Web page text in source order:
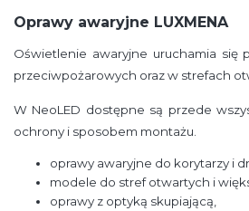
Oprawy awaryjne LUXMENA
Oświetlenie awaryjne uruchamia się
przeciwpożarowych oraz w strefach
W NeoLED dostępne są przede
ochrony i sposobem montażu.
oprawy awaryjne do korytarzy i
modele do stref otwartych i
oprawy z optyką skupiającą,